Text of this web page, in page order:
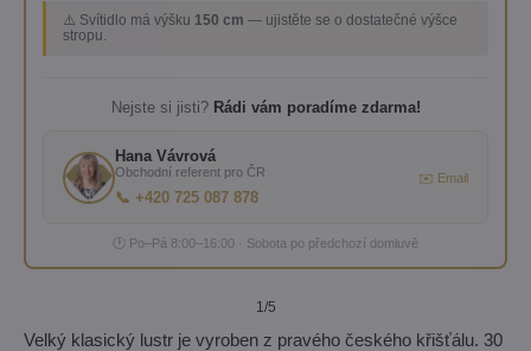
⚠️ Svítidlo má výšku 150 cm — ujistěte se o dostatečné výšce
stropu.
Nejste si jisti? Rádi vám poradíme zdarma!
Hana Vávrová
Obchodní referent pro ČR
📞 +420 725 087 878
✉️ Email
🕐 Po–Pá 8:00–16:00 · Sobota po předchozí domluvě
1/5
Velký klasický lustr je vyroben z pravého českého křišťálu. 30